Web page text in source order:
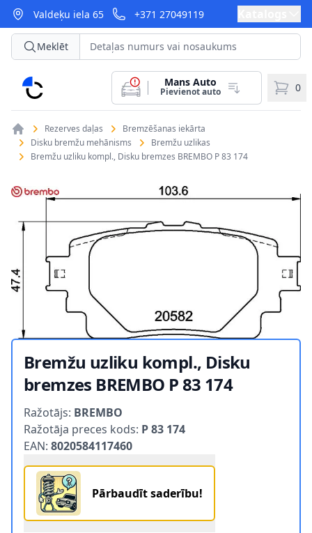
Valdeķu iela 65 +371 27049119
CarParts
Meklēt
Mans Auto
Pievienot auto 0
Rezerves daļas
Bremzēšanas iekārta
Disku bremžu mehānisms
Bremžu uzlikas
Bremžu uzliku kompl., Disku bremzes BREMBO P 83 174
Bremžu uzliku kompl., Disku
bremzes BREMBO P 83 174
Ražotājs: BREMBO
Ražotāja preces kods: P 83 174
EAN: 8020584117460
Pārbaudīt saderību!